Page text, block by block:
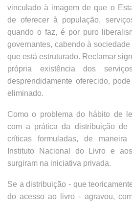
vinculado à imagem de que o
de oferecer à população,
quando o faz, é por puro
governantes, cabendo à
que está estruturado. Reclamar
própria existência dos
desprendidamente oferecido,
eliminado.
Como o problema do hábito de
com a prática da distribuição de
críticas formuladas, de
Instituto Nacional do Livro e
surgiram na iniciativa privada.
Se a distribuição - que
do acesso ao livro - agravou,